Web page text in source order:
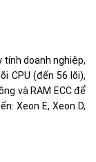
tính doanh nghiệp,
CPU (đến 56 lõi),
và RAM ECC để
Xeon E, Xeon D,